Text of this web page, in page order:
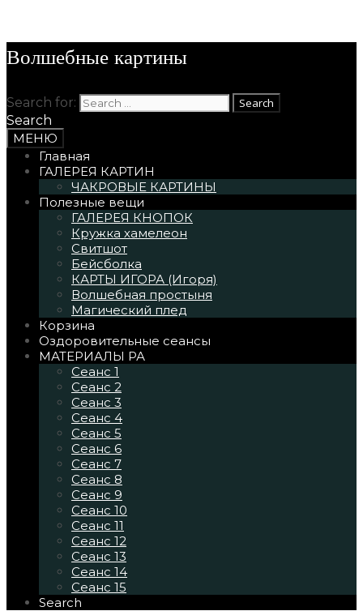
Волшебные картины
Search for:
Search
МЕНЮ
Главная
ГАЛЕРЕЯ КАРТИН
ЧАКРОВЫЕ КАРТИНЫ
Полезные вещи
ГАЛЕРЕЯ КНОПОК
Кружка хамелеон
Свитшот
Бейсболка
КАРТЫ ИГОРА (Игоря)
Волшебная простыня
Магический плед
Корзина
Оздоровительные сеансы
МАТЕРИАЛЫ РА
Сеанс 1
Сеанс 2
Сеанс 3
Сеанс 4
Сеанс 5
Сеанс 6
Сеанс 7
Сеанс 8
Сеанс 9
Сеанс 10
Сеанс 11
Сеанс 12
Сеанс 13
Сеанс 14
Сеанс 15
Search